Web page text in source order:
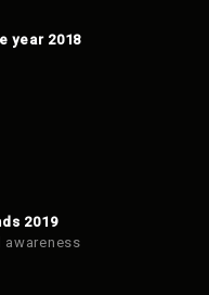
year 2018
2019
awareness